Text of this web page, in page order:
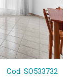
Cod. SO533732